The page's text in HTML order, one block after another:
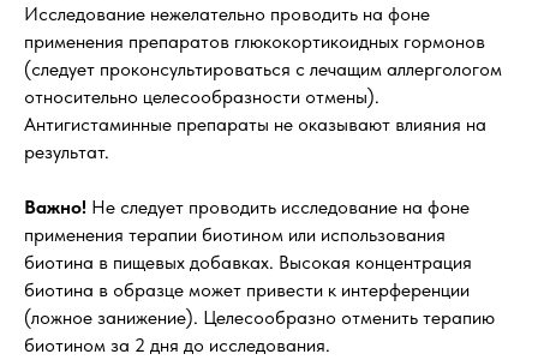
Исследование нежелательно проводить на фоне
применения препаратов глюкокортикоидных гормонов
(следует проконсультироваться с лечащим аллергологом
относительно целесообразности отмены).
Антигистаминные препараты не оказывают влияния на
результат.
Важно! Не следует проводить исследование на фоне
применения терапии биотином или использования
биотина в пищевых добавках. Высокая концентрация
биотина в образце может привести к интерференции
(ложное занижение). Целесообразно отменить терапию
биотином за 2 дня до исследования.